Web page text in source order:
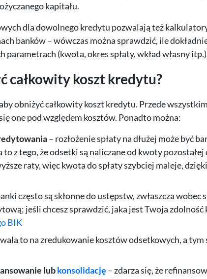
kapitału.
dla dowolnego kredytu pozwalają też
banków – wówczas można sprawdzić, ile
parametrach (kwota, okres spłaty, wkład własny
całkowity koszt kredytu?
obniżyć całkowity koszt kredytu. Przede
one pod względem kosztów. Ponadto można:
– rozłożenie spłaty na dłużej może być
z tego, że odsetki są naliczane od kwoty
raty, więc kwota do spłaty szybciej maleje,
często są skłonne do ustępstw, zwłaszcza
jeśli chcesz sprawdzić, jaka jest Twoja
BIK
to na zredukowanie kosztów odsetkowych, a tym
lubkonsolidację – zdarza się, że